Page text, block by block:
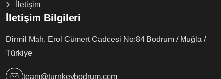
İletişim
İletişim Bilgileri
Dirmil Mah. Erol Cümert Caddesi No:84 Bodrum / Muğla /
Türkiye
team@turnkeybodrum.com